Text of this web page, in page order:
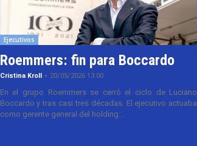
Ejecutivos
Roemmers: fin para Boccardo
Cristina Kroll - 20/05/2026 13:00
En el grupo Roemmers se cerró el ciclo de Luciano
Boccardo y tras casi tres décadas. El ejecutivo actuaba
como gerente general del holding...